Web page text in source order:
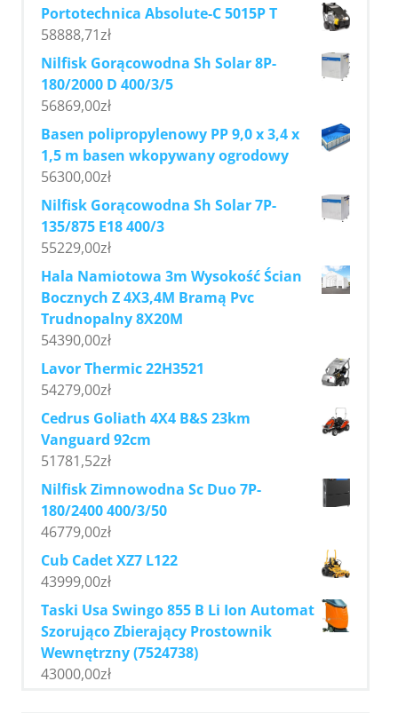
Portotechnica Absolute-C 5015P T
58888,71zł
Nilfisk Gorącowodna Sh Solar 8P-
180/2000 D 400/3/5
56869,00zł
Basen polipropylenowy PP 9,0 x 3,4 x
1,5 m basen wkopywany ogrodowy
56300,00zł
Nilfisk Gorącowodna Sh Solar 7P-
135/875 E18 400/3
55229,00zł
Hala Namiotowa 3m Wysokość Ścian
Bocznych Z 4X3,4M Bramą Pvc
Trudnopalny 8X20M
54390,00zł
Lavor Thermic 22H3521
54279,00zł
Cedrus Goliath 4X4 B&S 23km
Vanguard 92cm
51781,52zł
Nilfisk Zimnowodna Sc Duo 7P-
180/2400 400/3/50
46779,00zł
Cub Cadet XZ7 L122
43999,00zł
Taski Usa Swingo 855 B Li Ion Automat
Szorująco Zbierający Prostownik
Wewnętrzny (7524738)
43000,00zł